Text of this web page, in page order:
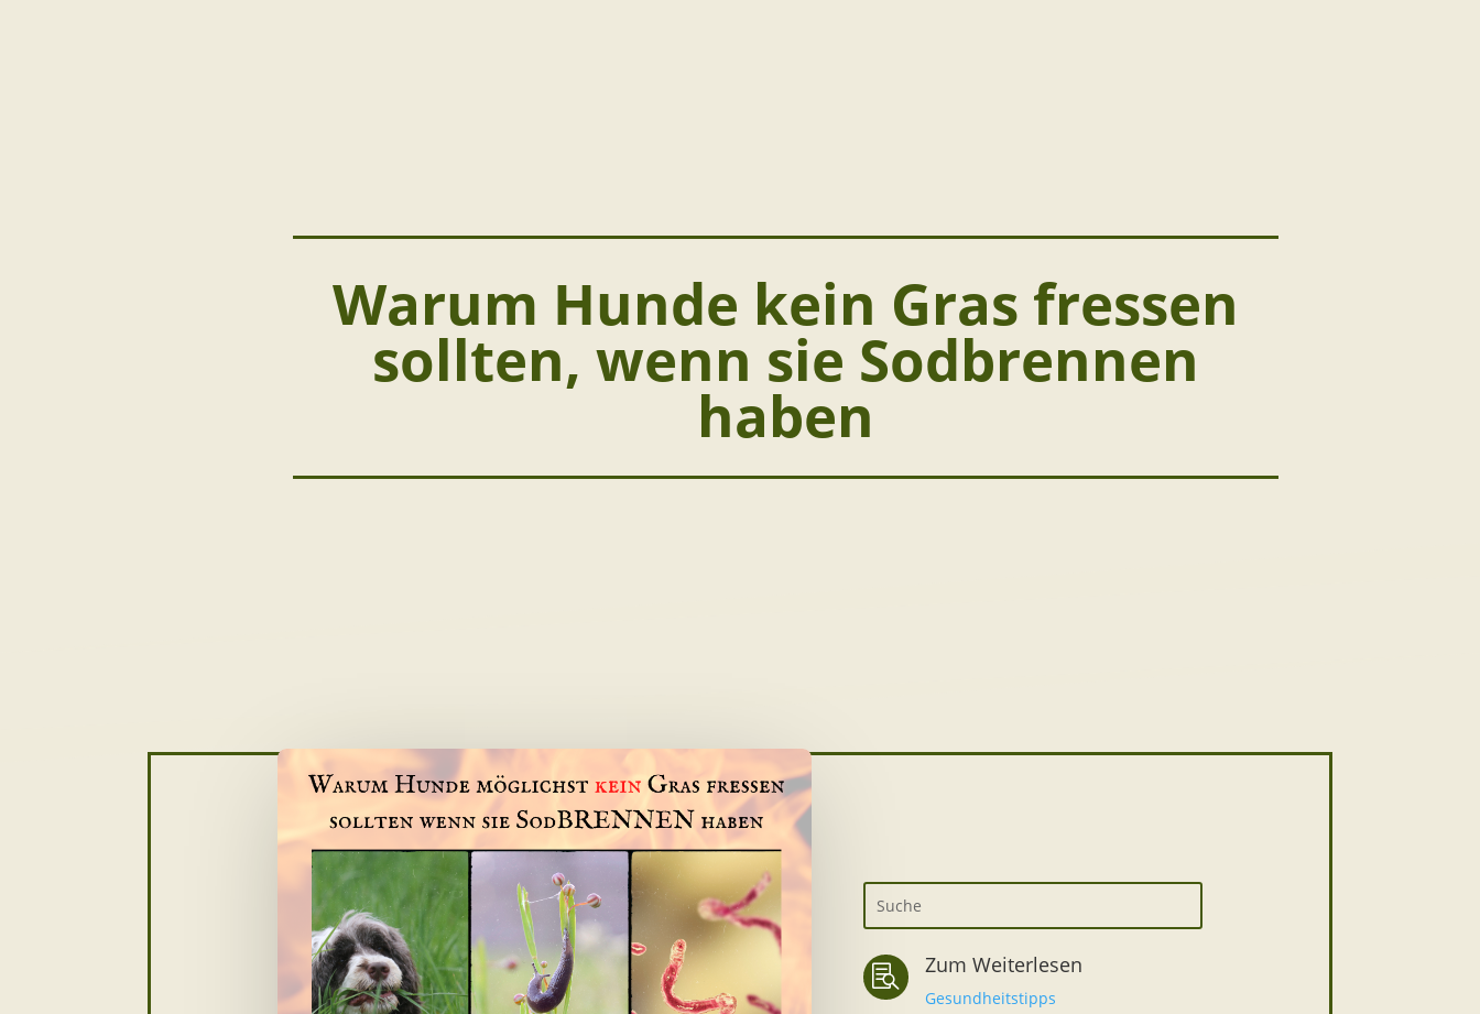
Warum Hunde kein Gras fressen
sollten, wenn sie Sodbrennen
haben
 Zum Weiterlesen
Gesundheitstipps